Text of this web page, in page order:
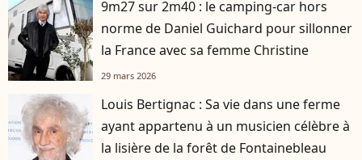
9m27 sur 2m40 : le camping-car hors
norme de Daniel Guichard pour sillonner
la France avec sa femme Christine
29 mars 2026
Louis Bertignac : Sa vie dans une ferme
ayant appartenu à un musicien célèbre à
la lisière de la forêt de Fontainebleau